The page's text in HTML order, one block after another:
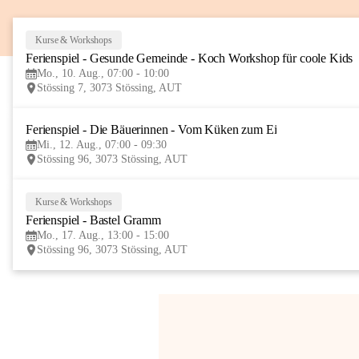
Kurse & Workshops
Ferienspiel - Gesunde Gemeinde - Koch Workshop für coole Kids
Mo., 10. Aug., 07:00 - 10:00
Stössing 7, 3073 Stössing, AUT
Ferienspiel - Die Bäuerinnen - Vom Küken zum Ei
Mi., 12. Aug., 07:00 - 09:30
Stössing 96, 3073 Stössing, AUT
Kurse & Workshops
Ferienspiel - Bastel Gramm
Mo., 17. Aug., 13:00 - 15:00
Stössing 96, 3073 Stössing, AUT